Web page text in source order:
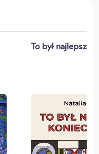
To był najlepszy